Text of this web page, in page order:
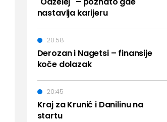
nastavlja karijeru
Derozan i Nagetsi – finansije
koče dolazak
20:58
Kraj za Krunić i Danilinu na
startu
20:45